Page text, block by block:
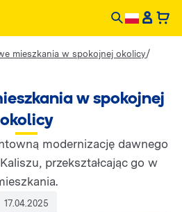
mieszkania w spokojnej okolicy/
w spokojnej
okolicy
modernizację dawnego
przekształcając go w
17.04.2025